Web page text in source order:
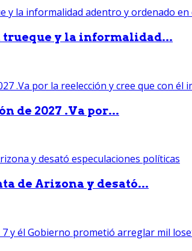
trueque y la informalidad...
de 2027 .Va por...
de Arizona y desató...